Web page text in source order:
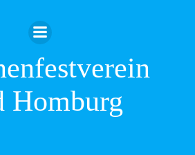
Inhalt
springen
Homburg